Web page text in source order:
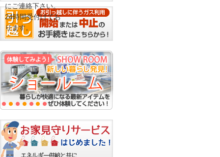
にご連絡下さい。
24時間受付けてお
ります。